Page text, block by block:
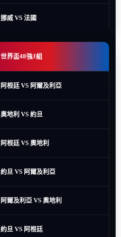
挪威 VS 法國
世界盃48強J組
阿根廷 VS 阿爾及利亞
奧地利 VS 約旦
阿根廷 VS 奧地利
約旦 VS 阿爾及利亞
阿爾及利亞 VS 奧地利
約旦 VS 阿根廷